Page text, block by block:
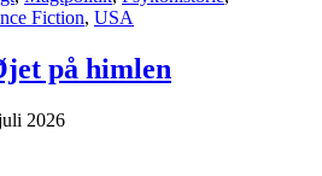
Fiction, USA
på himlen
2026